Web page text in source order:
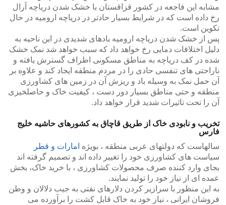
مشابه این فاجعه در کشور قزاقستان با خشک شدن دریاچه آرال
رخ داده است که در شرایط بسیار حادتر در دریاچه ارومیه در حال
تکوین است.
پس از خشک شدن دریاچه ارومیه بادهای شدیدی در این ناحیه به
دلیل اختلافات دمایی رخ خواهد داد که سبب خواهد شد نمک خشک
شده در کف دریاچه به مناطق مسکونی اطراف گسترش یافته و
ناراحتی های تنفسی حادی را در مردم منطقه ایجاد کند و علاوه بر
آن حمل نمک به وسیله باد و ریزش آن در زمین های کشاورزی
منطقه و حتی مناطق بسیار دور دست ، کیفیت خاک و حاصلخیزی
آن را تحت تاثیرات شدید قرار خواهد داد.
تخریب و نابودی خاک از طریق قاچاق به کشورهای حاشیه خلیج
فارس
سالهاست که دولتهای عربی منطقه ، بویژه امارات و قطر
سیاست های کشاورزی خود را تغییر داده اند و تصمیم گرفته اند
بجای وارد کننده صرف محصولات کشاورزی ، با خرید خاک، بخش
عمده ای از نیاز خود را تولید نمایند.
به این منظور با سرازیر کردن دلارهای نفتی به جیب دلالان و وطن
فروشان ایرانی ، نیاز خود به خاک قابل کشت را برآورده می